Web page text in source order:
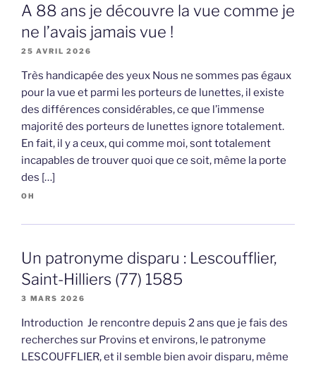
A 88 ans je découvre la vue comme je
ne l’avais jamais vue !
25 AVRIL 2026
Très handicapée des yeux Nous ne sommes pas égaux
pour la vue et parmi les porteurs de lunettes, il existe
des différences considérables, ce que l’immense
majorité des porteurs de lunettes ignore totalement.
En fait, il y a ceux, qui comme moi, sont totalement
incapables de trouver quoi que ce soit, même la porte
des […]
OH
Un patronyme disparu : Lescoufflier,
Saint-Hilliers (77) 1585
3 MARS 2026
Introduction Je rencontre depuis 2 ans que je fais des
recherches sur Provins et environs, le patronyme
LESCOUFFLIER, et il semble bien avoir disparu, même